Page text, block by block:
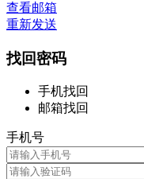
查看邮箱
重新发送
找回密码
手机找回
邮箱找回
手机号